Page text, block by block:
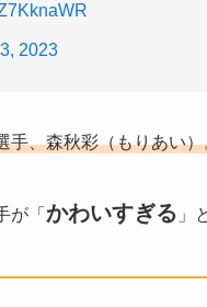
2023
手、森秋彩（もりあい）
が「 かわいすぎる 」